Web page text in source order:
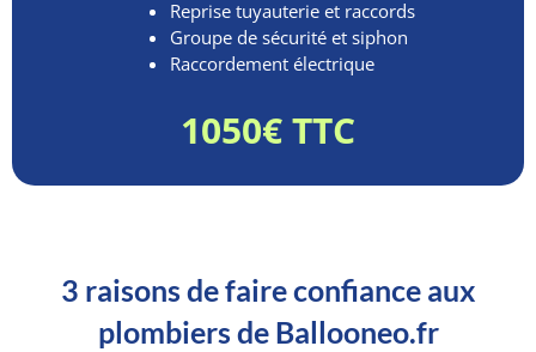
Reprise tuyauterie et raccords
Groupe de sécurité et siphon
Raccordement électrique
1050€ TTC
3 raisons de faire confiance aux
plombiers de Ballooneo.fr